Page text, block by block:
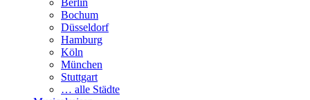
Berlin
Bochum
Düsseldorf
Hamburg
Köln
München
Stuttgart
… alle Städte